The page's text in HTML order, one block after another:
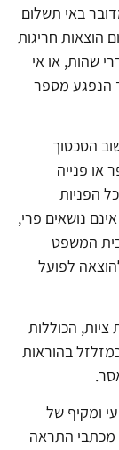
באי תשלום
הוצאות חריגות
שהות, או אי
הנפגע מספר
הסכסוך
או פנייה
הפניות
נושאים פרי,
המשפט
לפועל
הכוללות
בהוראות
ומקיף של
מכתבי התראה